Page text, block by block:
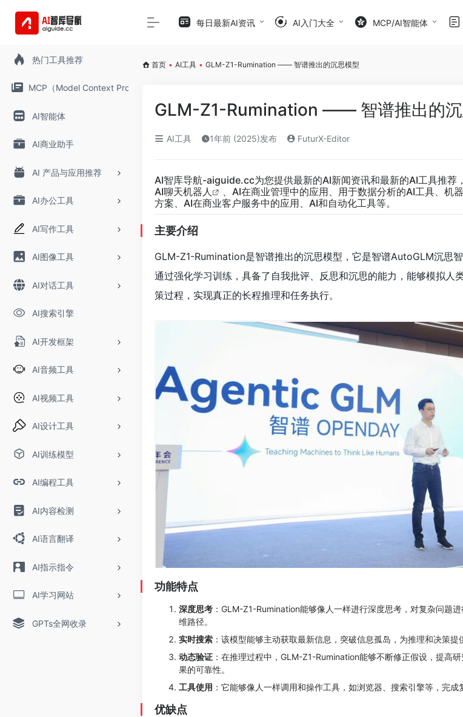
热门工具推荐
MCP（Model Context Protocol）
AI智能体
AI商业助手
AI 产品与应用推荐
AI办公工具
AI写作工具
AI图像工具
AI对话工具
AI搜索引擎
AI开发框架
AI音频工具
AI视频工具
AI设计工具
AI训练模型
AI编程工具
AI内容检测
AI语言翻译
AI指示指令
AI学习网站
GPTs全网收录
每日最新AI资讯 AI入门大全 MCP/AI智能体
首页 • AI工具 • GLM-Z1-Rumination —— 智谱推出的沉思模型
GLM-Z1-Rumination —— 智谱推出的沉
AI工具 1年前 (2025)发布 FuturX-Editor
AI智库导航-aiguide.cc为您提供最新的AI新闻资讯和最新的AI工具推荐
AI聊天机器人
、AI在商业管理中的应用、用于数据分析的AI工具、机
方案、AI在商业客户服务中的应用、AI和自动化工具等。
主要介绍
GLM-Z1-Rumination是智谱推出的沉思模型，它是智谱AutoGLM沉思
通过强化学习训练，具备了自我批评、反思和沉思的能力，能够模拟人
策过程，实现真正的长程推理和任务执行。
功能特点
深度思考 ：GLM-Z1-Rumination能够像人一样进行深度思考，对复杂问题
维路径。
实时搜索 ：该模型能够主动获取最新信息，突破信息孤岛，为推理和决策提
动态验证 ：在推理过程中，GLM-Z1-Rumination能够不断修正假设，提高
果的可靠性。
工具使用 ：它能够像人一样调用和操作工具，如浏览器、搜索引擎等，完成
优缺点